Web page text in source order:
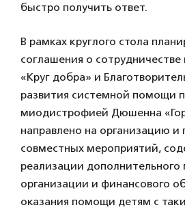
быстро получить ответ.
В рамках круглого стола
соглашения о
«Круг добра» и
развития системной помощи
миодистрофией Дюшенна
направлено на организацию и
совместных мероприятий,
реализации дополнительного
организации и финансового
оказания помощи детям с